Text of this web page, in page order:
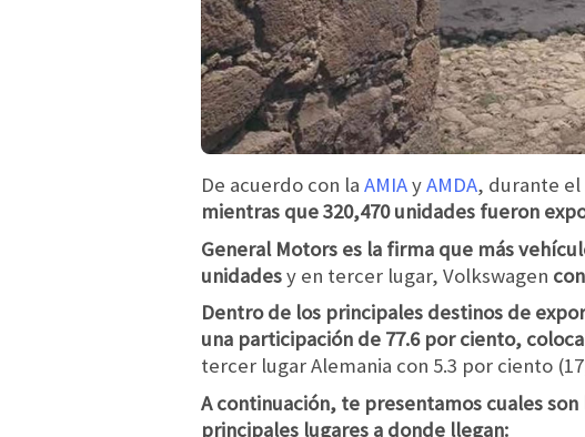
De acuerdo con la AMIAyAMDA, durante el
mientras que 320,470 unidades fueron
General Motors es la firma que más
unidadesy en tercer lugar, Volkswagen
Dentro de los principales destinos de
una participación de 77.6 por ciento,
tercer lugar Alemania con 5.3 por ciento
A continuación, te presentamos cuales
principales lugares a donde llegan: